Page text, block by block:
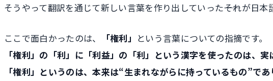
そうやって翻訳を通じて新しい言葉を作り出していった――それが日本
ここで面白かったのは、 「権利」 という言葉についての指摘です。
「権利」の「利」に「利益」の「利」という漢字を使ったのは、実
「権利」というのは、本来は“生まれながらに持っているもの”であ